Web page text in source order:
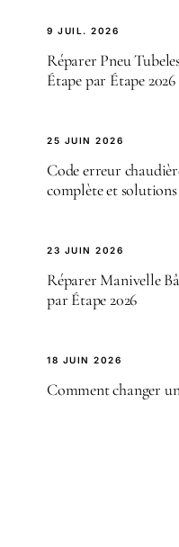
9 JUIL. 2026
Réparer Pneu
Étape par Étape 2026
25 JUIN 2026
Code erreur
complète et solutions
23 JUIN 2026
Réparer Manivelle
par Étape 2026
18 JUIN 2026
Comment changer